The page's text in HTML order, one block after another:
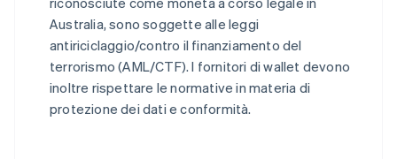
Australia, sono soggette alle leggi
antiriciclaggio/contro il finanziamento del
terrorismo (AML/CTF). I fornitori di wallet devono
inoltre rispettare le normative in materia di
protezione dei dati e conformità.